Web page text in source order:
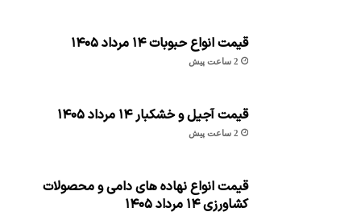
قیمت انواع حبوبات ۱۴ مرداد ۱۴۰۵
2 ساعت پیش
قیمت آجیل و خشکبار ۱۴ مرداد ۱۴۰۵
2 ساعت پیش
قیمت انواع نهاده های دامی و محصولات
کشاورزی ۱۴ مرداد ۱۴۰۵